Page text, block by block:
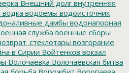
Внешний долг внутренняя
водка водоемы водоисточник
дамбы водонапорная
служба военные сборы
возгорание
в Сирии Войтенков вокзал
Волочаевка Волочаевская битва